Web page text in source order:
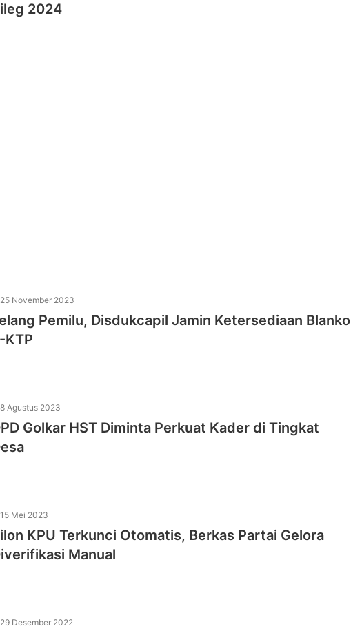
2024
25 November 2023
Pemilu, Disdukcapil Jamin Ketersediaan Blanko
KTP
8 Agustus 2023
Golkar HST Diminta Perkuat Kader di Tingkat
15 Mei 2023
KPU Terkunci Otomatis, Berkas Partai Gelora
Manual
29 Desember 2022